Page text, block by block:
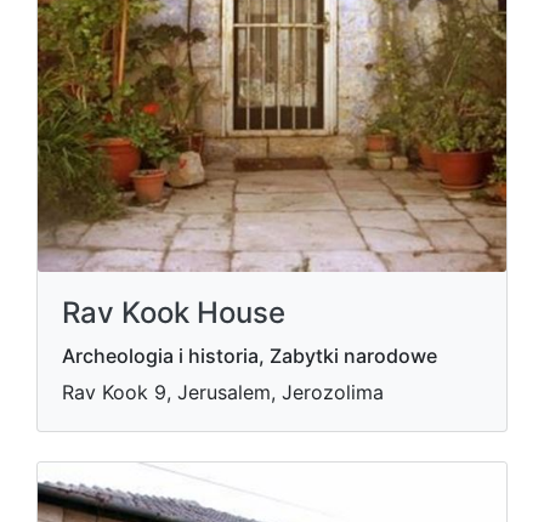
Rav Kook House
Archeologia i historia, Zabytki narodowe
Rav Kook 9, Jerusalem, Jerozolima